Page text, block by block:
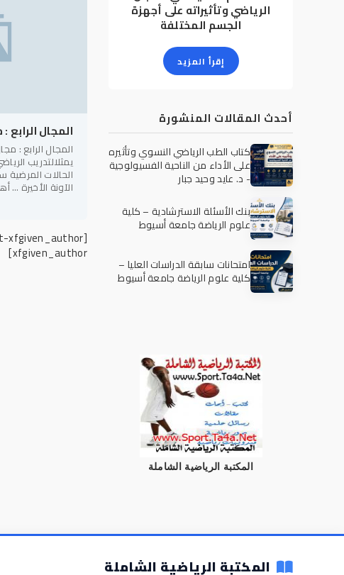
الرياضي وتأثيراته على أجهزة
الجسم المختلفة
إقرأ المزيد
أحدث المقالات المنشورة
كتاب الطب الرياضي النسوي وتأثيره
على الأداء من الناحية الفسيولوجية
- د. عايد وحيد جبار
بنك الأسئلة الاسترشادية – كلية
علوم الرياضة جامعة أسيوط
امتحانات سابقة الدراسات العليا –
كلية علوم الرياضة جامعة أسيوط
المكتبة الرياضية الشاملة
المجال الرابع
المجال الرابع :
يمثلالتدريب
الحالات المرضية
الآونة الأخيرة …
[not-xfgiven_author]
xfgiven_author]
المكتبة الرياضية الشاملة